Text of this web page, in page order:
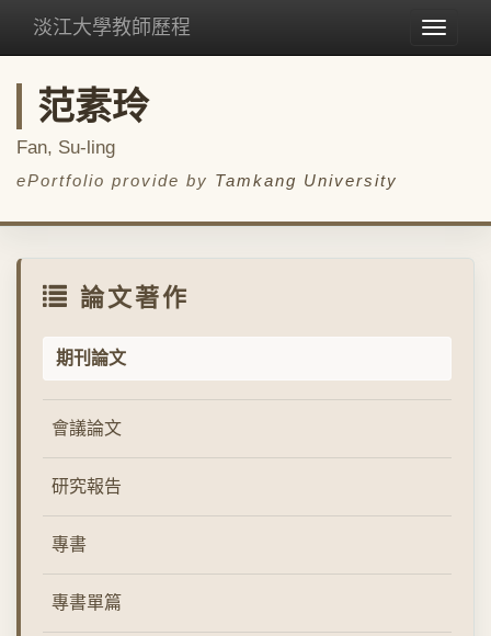
Toggle
淡江大學教師歷程
范素玲
Fan, Su-ling
ePortfolio provide by Tamkang University
論文著作
期刊論文
會議論文
研究報告
專書
專書單篇